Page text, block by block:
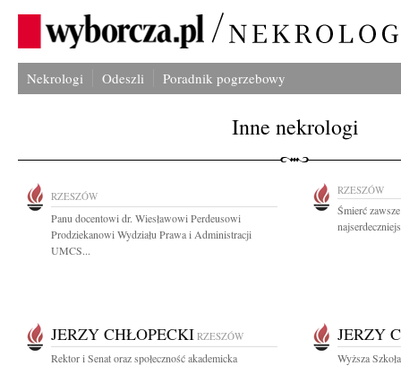
Nekrologi Odeszli Poradnik pogrzebowy
Inne nekrologi
RZESZÓW
Panu docentowi dr. Wiesławowi Perdeusowi
Prodziekanowi Wydziału Prawa i Administracji
UMCS...
RZESZÓW
Śmierć
JERZY CHŁOPECKI RZESZÓW
Rektor i Senat oraz społeczność akademicka
JERZY
Wyższa